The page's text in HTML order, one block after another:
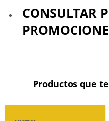
CONSULTAR
Productos que